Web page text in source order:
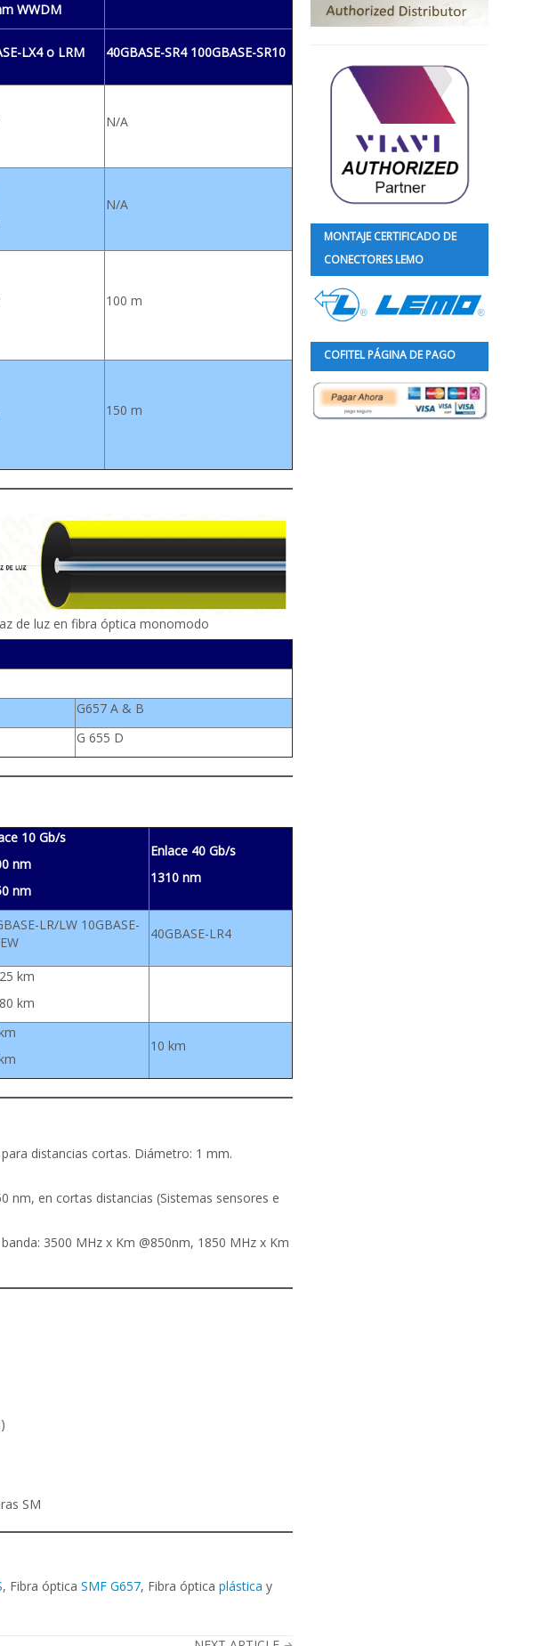
WWDM
LX4 o LRM 40GBASE-SR4 100GBASE-SR10
N/A
N/A
100 m
150 m
de luz en fibra óptica monomodo
G657 A & B
G 655 D
10 Gb/s
nm
nm
Enlace 40 Gb/s
1310 nm
LR/LW 10GBASE-
40GBASE-LR4
km
km
10 km
distancias cortas. Diámetro: 1 mm.
nm, en cortas distancias (Sistemas sensores e
3500 MHz x Km @850nm, 1850 MHz x Km
SM
, Fibra óptica SMF G657, Fibra óptica plástica y
MONTAJE CERTIFICADO DE
CONECTORES LEMO
COFITEL PÁGINA DE PAGO